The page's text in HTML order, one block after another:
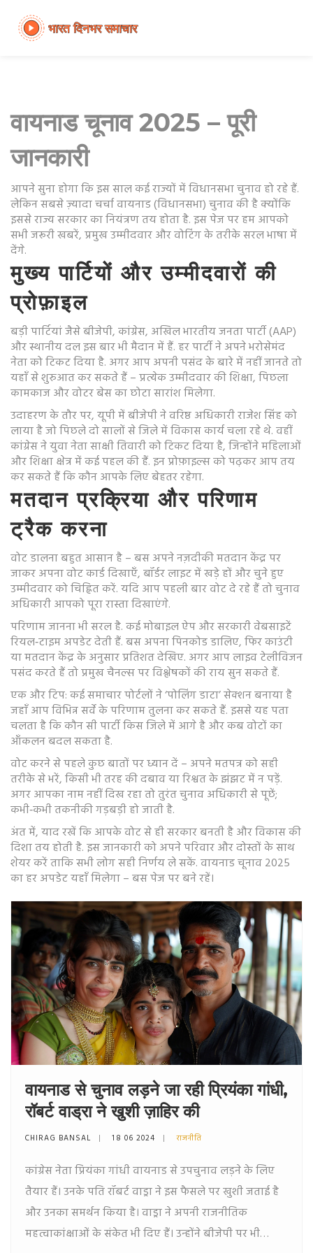
वायनाड चूनाव 2025 – पूरी
जानकारी
आपने सुना होगा कि इस साल कई राज्यों में विधानसभा चुनाव हो रहे हैं.
लेकिन सबसे ज़्यादा चर्चा वायनाड (विधानसभा) चुनाव की है क्योंकि
इससे राज्य सरकार का नियंत्रण तय होता है. इस पेज पर हम आपको
सभी जरूरी खबरें, प्रमुख उम्मीदवार और वोटिंग के तरीके सरल भाषा में
देंगे.
मुख्य पार्टियों और उम्मीदवारों की
प्रोफ़ाइल
बड़ी पार्टियां जैसे बीजेपी, कांग्रेस, अखिल भारतीय जनता पार्टी (AAP)
और स्थानीय दल इस बार भी मैदान में हैं. हर पार्टी ने अपने भरोसेमंद
नेता को टिकट दिया है. अगर आप अपनी पसंद के बारे में नहीं जानते तो
यहाँ से शुरुआत कर सकते हैं – प्रत्येक उम्मीदवार की शिक्षा, पिछला
कामकाज और वोटर बेस का छोटा सारांश मिलेगा.
उदाहरण के तौर पर, यूपी में बीजेपी ने वरिष्ठ अधिकारी राजेश सिंह को
लाया है जो पिछले दो सालों से जिले में विकास कार्य चला रहे थे. वहीं
कांग्रेस ने युवा नेता साक्षी तिवारी को टिकट दिया है, जिन्होंने महिलाओं
और शिक्षा क्षेत्र में कई पहल की हैं. इन प्रोफ़ाइल्स को पढ़कर आप तय
कर सकते हैं कि कौन आपके लिए बेहतर रहेगा.
मतदान प्रक्रिया और परिणाम
ट्रैक करना
वोट डालना बहुत आसान है – बस अपने नज़दीकी मतदान केंद्र पर
जाकर अपना वोट कार्ड दिखाएँ, बॉर्डर लाइट में खड़े हों और चुने हुए
उम्मीदवार को चिह्नित करें. यदि आप पहली बार वोट दे रहे हैं तो चुनाव
अधिकारी आपको पूरा रास्ता दिखाएंगे.
परिणाम जानना भी सरल है. कई मोबाइल ऐप और सरकारी वेबसाइटें
रियल‑टाइम अपडेट देती हैं. बस अपना पिनकोड डालिए, फिर काउंटी
या मतदान केंद्र के अनुसार प्रतिशत देखिए. अगर आप लाइव टेलीविजन
पसंद करते हैं तो प्रमुख चैनल्स पर विश्लेषकों की राय सुन सकते हैं.
एक और टिप: कई समाचार पोर्टलों ने ‘पोलिंग डाटा’ सेक्शन बनाया है
जहाँ आप विभिन्न सर्वे के परिणाम तुलना कर सकते हैं. इससे यह पता
चलता है कि कौन सी पार्टी किस जिले में आगे है और कब वोटों का
आँकलन बदल सकता है.
वोट करने से पहले कुछ बातों पर ध्यान दें – अपने मतपत्र को सही
तरीके से भरें, किसी भी तरह की दबाव या रिश्वत के झंझट में न पड़ें.
अगर आपका नाम नहीं दिख रहा तो तुरंत चुनाव अधिकारी से पूछें;
कभी‑कभी तकनीकी गड़बड़ी हो जाती है.
अंत में, याद रखें कि आपके वोट से ही सरकार बनती है और विकास की
दिशा तय होती है. इस जानकारी को अपने परिवार और दोस्तों के साथ
शेयर करें ताकि सभी लोग सही निर्णय ले सकें. वायनाड चूनाव 2025
का हर अपडेट यहाँ मिलेगा – बस पेज पर बने रहें।
वायनाड से चुनाव लड़ने जा रही प्रियंका गांधी,
रॉबर्ट वाड्रा ने खुशी ज़ाहिर की
CHIRAG BANSAL 18 06 2024 राजनीति
कांग्रेस नेता प्रियंका गांधी वायनाड से उपचुनाव लड़ने के लिए
तैयार हैं। उनके पति रॉबर्ट वाड्रा ने इस फैसले पर खुशी जताई है
और उनका समर्थन किया है। वाड्रा ने अपनी राजनीतिक
महत्वाकांक्षाओं के संकेत भी दिए हैं। उन्होंने बीजेपी पर भी